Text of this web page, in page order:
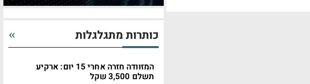
כותרות מתגלגלות
המזוודה חזרה אחרי 15 יום: ארקיע
תשלם 3,500 שקל